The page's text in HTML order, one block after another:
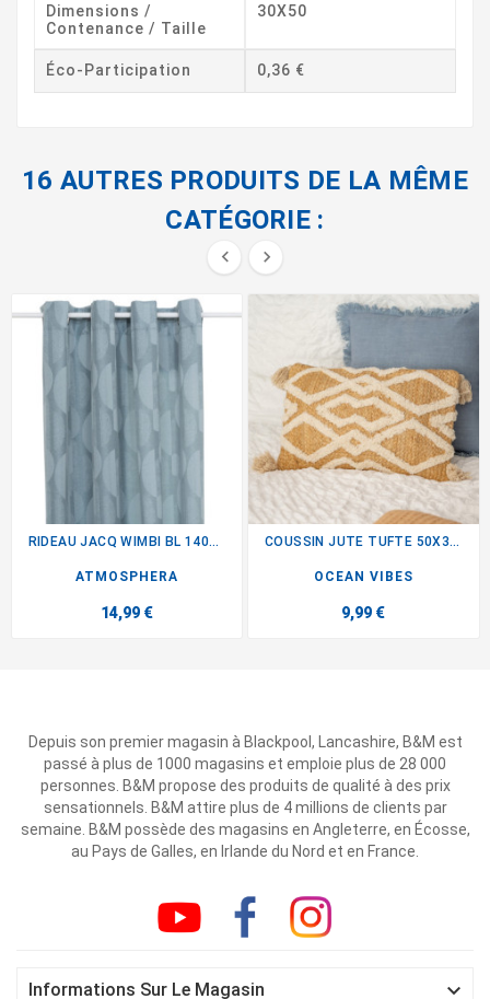
Dimensions /
Contenance / Taille
30X50
Éco-Participation 0,36 €
16 AUTRES PRODUITS DE LA MÊME
CATÉGORIE :
 
RIDEAU JACQ WIMBI BL 140X260
ATMOSPHERA
14,99 €
COUSSIN JUTE TUFTE 50X30CM
OCEAN VIBES
9,99 €
Depuis son premier magasin à Blackpool, Lancashire, B&M est
passé à plus de 1000 magasins et emploie plus de 28 000
personnes. B&M propose des produits de qualité à des prix
sensationnels. B&M attire plus de 4 millions de clients par
semaine. B&M possède des magasins en Angleterre, en Écosse,
au Pays de Galles, en Irlande du Nord et en France.
Informations Sur Le Magasin 